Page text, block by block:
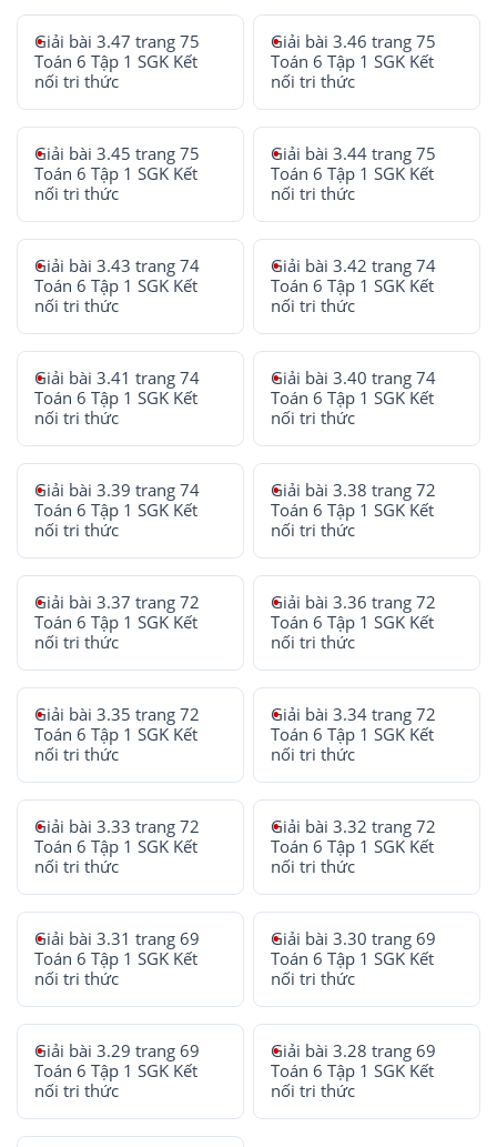
Giải bài 3.47 trang 75
Toán 6 Tập 1 SGK Kết
nối tri thức
Giải bài 3.46 trang 75
Toán 6 Tập 1 SGK Kết
nối tri thức
Giải bài 3.45 trang 75
Toán 6 Tập 1 SGK Kết
nối tri thức
Giải bài 3.44 trang 75
Toán 6 Tập 1 SGK Kết
nối tri thức
Giải bài 3.43 trang 74
Toán 6 Tập 1 SGK Kết
nối tri thức
Giải bài 3.42 trang 74
Toán 6 Tập 1 SGK Kết
nối tri thức
Giải bài 3.41 trang 74
Toán 6 Tập 1 SGK Kết
nối tri thức
Giải bài 3.40 trang 74
Toán 6 Tập 1 SGK Kết
nối tri thức
Giải bài 3.39 trang 74
Toán 6 Tập 1 SGK Kết
nối tri thức
Giải bài 3.38 trang 72
Toán 6 Tập 1 SGK Kết
nối tri thức
Giải bài 3.37 trang 72
Toán 6 Tập 1 SGK Kết
nối tri thức
Giải bài 3.36 trang 72
Toán 6 Tập 1 SGK Kết
nối tri thức
Giải bài 3.35 trang 72
Toán 6 Tập 1 SGK Kết
nối tri thức
Giải bài 3.34 trang 72
Toán 6 Tập 1 SGK Kết
nối tri thức
Giải bài 3.33 trang 72
Toán 6 Tập 1 SGK Kết
nối tri thức
Giải bài 3.32 trang 72
Toán 6 Tập 1 SGK Kết
nối tri thức
Giải bài 3.31 trang 69
Toán 6 Tập 1 SGK Kết
nối tri thức
Giải bài 3.30 trang 69
Toán 6 Tập 1 SGK Kết
nối tri thức
Giải bài 3.29 trang 69
Toán 6 Tập 1 SGK Kết
nối tri thức
Giải bài 3.28 trang 69
Toán 6 Tập 1 SGK Kết
nối tri thức